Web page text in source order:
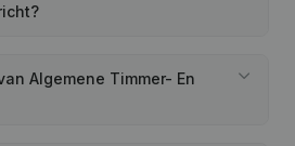
Algemene Timmer- En